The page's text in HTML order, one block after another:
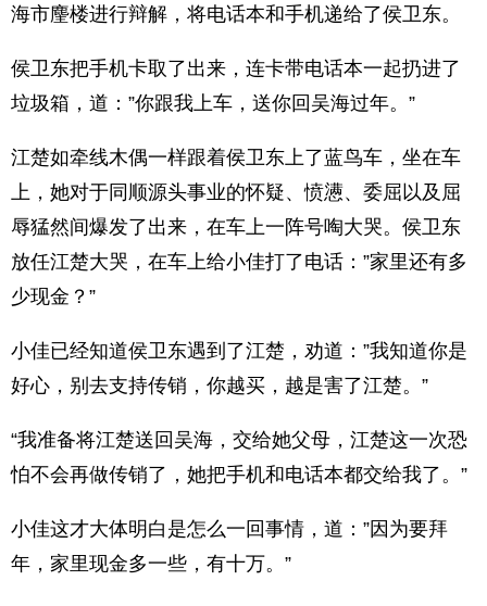
海市麈楼进行辩解，将电话本和手机递给了侯卫东。
侯卫东把手机卡取了出来，连卡带电话本一起扔进了
垃圾箱，道：”你跟我上车，送你回吴海过年。”
江楚如牵线木偶一样跟着侯卫东上了蓝鸟车，坐在车
上，她对于同顺源头事业的怀疑、愤懑、委屈以及屈
辱猛然间爆发了出来，在车上一阵号啕大哭。侯卫东
放任江楚大哭，在车上给小佳打了电话：”家里还有多
少现金？”
小佳已经知道侯卫东遇到了江楚，劝道：”我知道你是
好心，别去支持传销，你越买，越是害了江楚。”
“我准备将江楚送回吴海，交给她父母，江楚这一次恐
怕不会再做传销了，她把手机和电话本都交给我了。”
小佳这才大体明白是怎么一回事情，道：”因为要拜
年，家里现金多一些，有十万。”